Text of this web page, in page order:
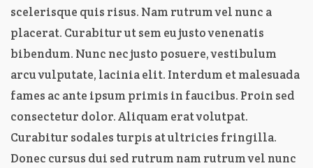
scelerisque quis risus. Nam rutrum vel nunc a
placerat. Curabitur ut sem eu justo venenatis
bibendum. Nunc nec justo posuere, vestibulum
arcu vulputate, lacinia elit. Interdum et malesuada
fames ac ante ipsum primis in faucibus. Proin sed
consectetur dolor. Aliquam erat volutpat.
Curabitur sodales turpis at ultricies fringilla.
Donec cursus dui sed rutrum nam rutrum vel nunc